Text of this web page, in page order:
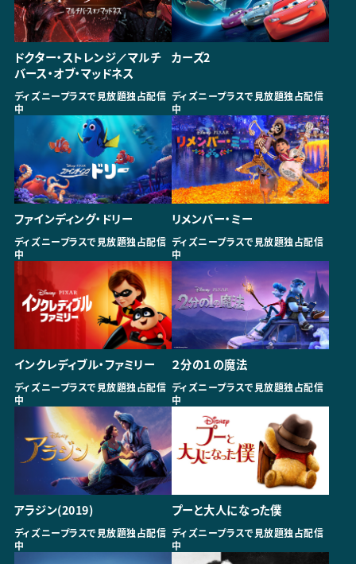
ドクター・ストレンジ／マルチ
バース・オブ・マッドネス
ディズニープラスで見放題独占配信
中
カーズ2
ディズニープラスで見放題独占配信
中
ファインディング・ドリー
ディズニープラスで見放題独占配信
中
リメンバー・ミー
ディズニープラスで見放題独占配信
中
インクレディブル・ファミリー
ディズニープラスで見放題独占配信
中
２分の１の魔法
ディズニープラスで見放題独占配信
中
アラジン(2019)
ディズニープラスで見放題独占配信
中
プーと大人になった僕
ディズニープラスで見放題独占配信
中